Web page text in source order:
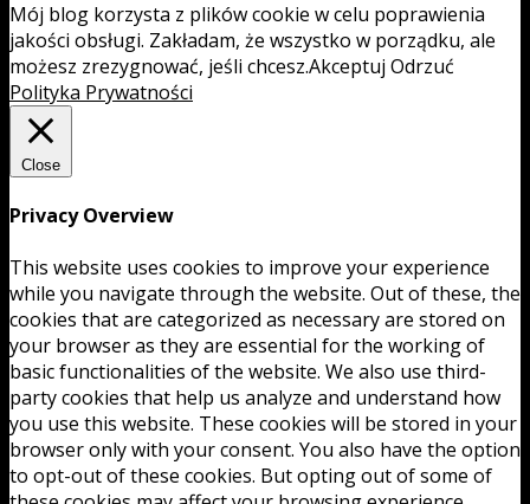
Mój blog korzysta z plików cookie w celu poprawienia
jakości obsługi. Zakładam, że wszystko w porządku, ale
możesz zrezygnować, jeśli chcesz.Akceptuj Odrzuć
Polityka Prywatności
Close
Privacy Overview
This website uses cookies to improve your experience
while you navigate through the website. Out of these, the
cookies that are categorized as necessary are stored on
your browser as they are essential for the working of
basic functionalities of the website. We also use third-
party cookies that help us analyze and understand how
you use this website. These cookies will be stored in your
browser only with your consent. You also have the option
to opt-out of these cookies. But opting out of some of